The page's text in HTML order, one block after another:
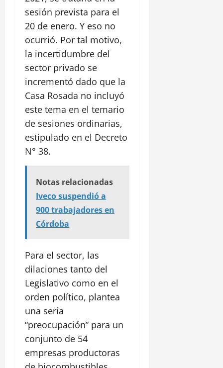
sesión prevista para el
20 de enero. Y eso no
ocurrió. Por tal motivo,
la incertidumbre del
sector privado se
incrementó dado que la
Casa Rosada no incluyó
este tema en el temario
de sesiones ordinarias,
estipulado en el Decreto
N° 38.
Notas relacionadas
Iveco suspendió a
900 trabajadores en
Córdoba
Para el sector, las
dilaciones tanto del
Legislativo como en el
orden político, plantea
una seria
“preocupación” para un
conjunto de 54
empresas productoras